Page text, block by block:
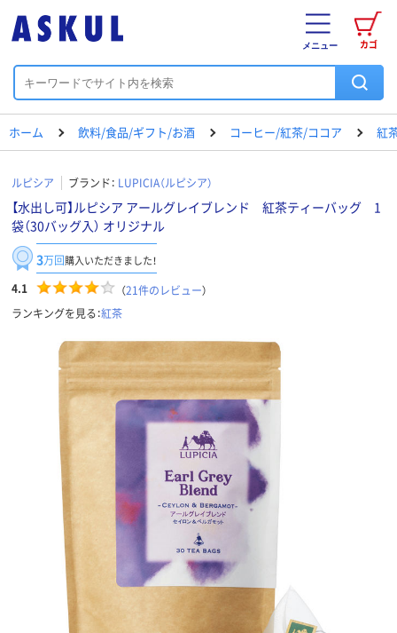
カゴ
メニュー
ホーム 飲料/食品/ギフト/お酒 コーヒー/紅茶/ココア 紅
ルピシア ブランド： LUPICIA（ルピシア）
【水出し可】ルピシア アールグレイブレンド 紅茶ティーバッグ 1
袋（30バッグ入） オリジナル
3万回購入いただきました！
4.1 （21件のレビュー）
ランキングを見る：紅茶